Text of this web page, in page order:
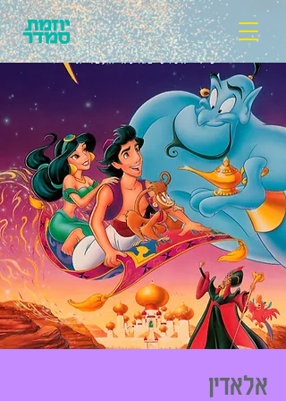
אלאדין